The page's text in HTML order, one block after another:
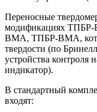
Переносные
модификациях
ВМА, ТПБР-ВМА,
твердости (по
устройства контроля
индикатор).
В стандартный
входят: